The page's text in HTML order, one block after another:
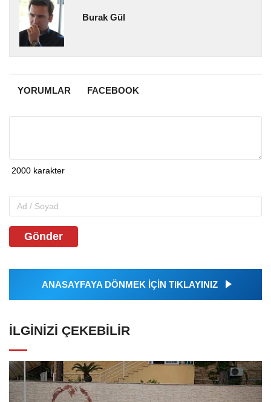
Burak Gül
YORUMLAR FACEBOOK
Gönder
ANASAYFAYA DÖNMEK İÇİN TIKLAYINIZ
İLGINIZI ÇEKEBILIR